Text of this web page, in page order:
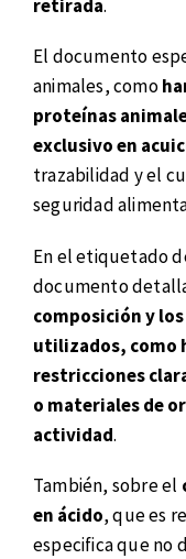
retirada.
El documento
animales, como
proteínas
exclusivo en
trazabilidad y el
seguridad
En el etiquetado
documento
composición y
utilizados, como
restricciones
o materiales de
actividad.
También, sobre el
en ácido, que es
especifica que no